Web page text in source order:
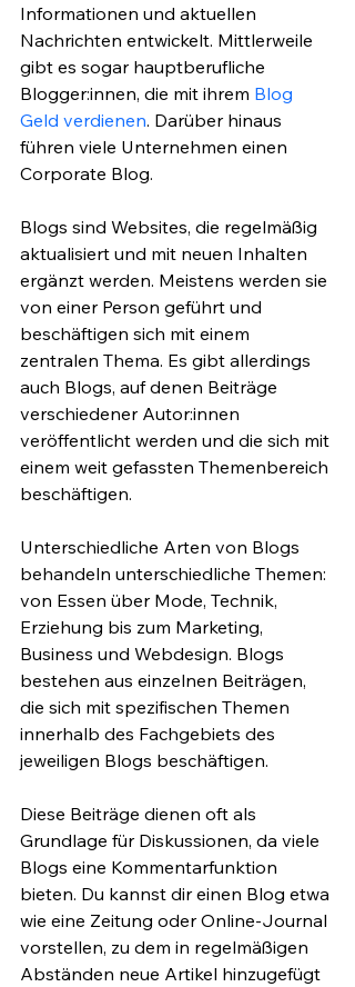
Informationen und aktuellen
Nachrichten entwickelt. Mittlerweile
gibt es sogar hauptberufliche
Blogger:innen, die mit ihrem Blog
Geld verdienen. Darüber hinaus
führen viele Unternehmen einen
Corporate Blog.
Blogs sind Websites, die regelmäßig
aktualisiert und mit neuen Inhalten
ergänzt werden. Meistens werden sie
von einer Person geführt und
beschäftigen sich mit einem
zentralen Thema. Es gibt allerdings
auch Blogs, auf denen Beiträge
verschiedener Autor:innen
veröffentlicht werden und die sich mit
einem weit gefassten Themenbereich
beschäftigen.
Unterschiedliche Arten von Blogs
behandeln unterschiedliche Themen:
von Essen über Mode, Technik,
Erziehung bis zum Marketing,
Business und Webdesign. Blogs
bestehen aus einzelnen Beiträgen,
die sich mit spezifischen Themen
innerhalb des Fachgebiets des
jeweiligen Blogs beschäftigen.
Diese Beiträge dienen oft als
Grundlage für Diskussionen, da viele
Blogs eine Kommentarfunktion
bieten. Du kannst dir einen Blog etwa
wie eine Zeitung oder Online-Journal
vorstellen, zu dem in regelmäßigen
Abständen neue Artikel hinzugefügt